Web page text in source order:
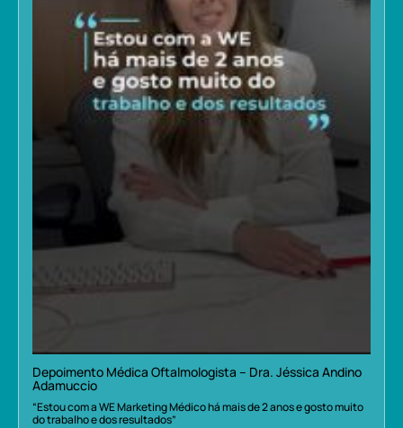
Depoimento Médica Oftalmologista – Dra. Jéssica Andino
Adamuccio
“Estou com a WE Marketing Médico há mais de 2 anos e gosto muito
do trabalho e dos resultados”